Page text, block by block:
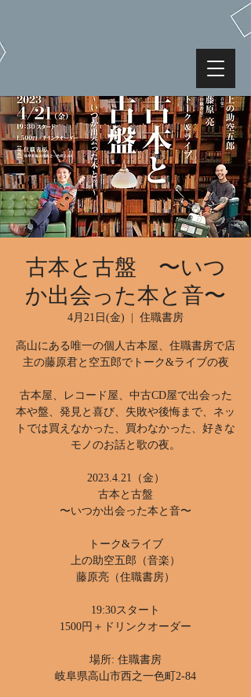
古本と古盤 〜いつ
か出会った本と音〜
4月21日(金) 住職書房
高山にある唯一の個人古本屋、住職書房で店
主の藤原君と空五郎でトーク&ライブの夜
古本屋、レコード屋、中古CD屋で出会った
本や盤、発見と喜び、失敗や後悔まで、ネッ
トでは買えなかった、買わなかった、好きな
モノのお話と歌の夜。
2023.4.21（金）
古本と古盤
〜いつか出会った本と音〜
トーク&ライブ
上の助空五郎（音楽）
藤原亮（住職書房）
19:30スタート
1500円＋ドリンクオーダー
場所: 住職書房
岐阜県高山市西之一色町2-84